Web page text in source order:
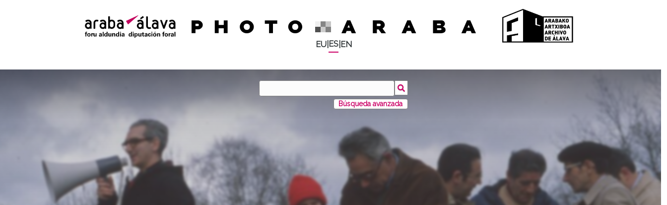
EU| ES| EN
Búsqueda avanzada